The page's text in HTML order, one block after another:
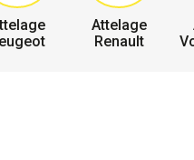
Attelage
Renault